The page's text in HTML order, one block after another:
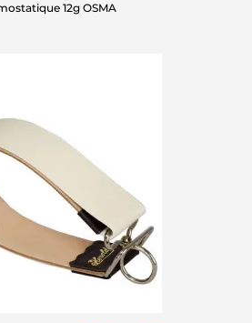
12g OSMA